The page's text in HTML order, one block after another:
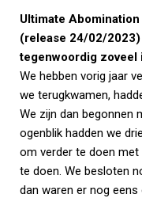
Ultimate
(release 24/02/
tegenwoordig zoveel
We hebben vorig jaar
we terugkwamen,
We zijn dan begonnen
ogenblik hadden we
om verder te doen
te doen. We besloten
dan waren er nog